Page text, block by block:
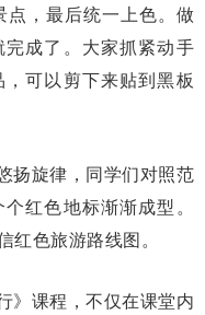
点，最后统一上色。做
成了。大家抓紧动手
可以剪下来贴到黑板
扬旋律，同学们对照范
红色地标渐渐成型。
色旅游路线图。
课程，不仅在课堂内